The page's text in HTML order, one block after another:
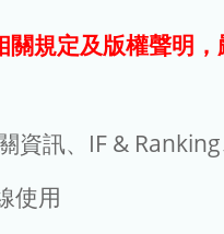
規定及版權聲明
資訊、IF &
使用